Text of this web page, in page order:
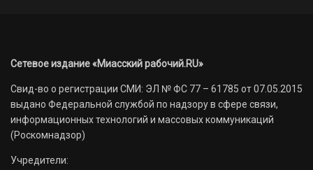
Сетевое издание «Миасский рабочий.RU»
Свид-во о регистрации СМИ: ЭЛ № ФС 77 – 61785 от 07.05.2015
выдано Федеральной службой по надзору в сфере связи,
информационных технологий и массовых коммуникаций
(Роскомнадзор)
Учредители: